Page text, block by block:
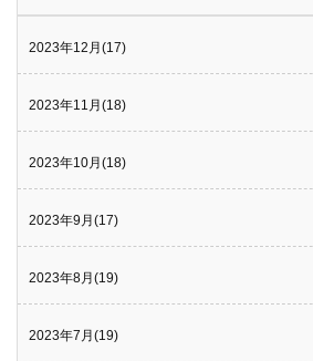
2023年12月(17)
2023年11月(18)
2023年10月(18)
2023年9月(17)
2023年8月(19)
2023年7月(19)